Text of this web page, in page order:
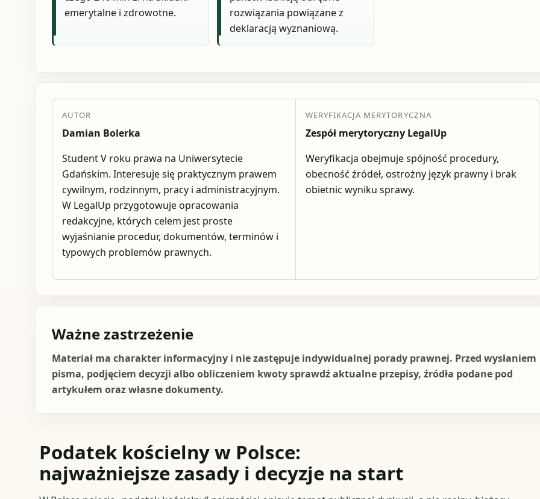
emerytalne i zdrowotne.
rozwiązania powiązane z
deklaracją wyznaniową.
AUTOR
Damian Bolerka
Student V roku prawa na Uniwersytecie
Gdańskim. Interesuje się praktycznym prawem
cywilnym, rodzinnym, pracy i administracyjnym.
W LegalUp przygotowuje opracowania
redakcyjne, których celem jest proste
wyjaśnianie procedur, dokumentów, terminów i
typowych problemów prawnych.
WERYFIKACJA MERYTORYCZNA
Zespół merytoryczny LegalUp
Weryfikacja obejmuje spójność procedury,
obecność źródeł, ostrożny język prawny i brak
obietnic wyniku sprawy.
Ważne zastrzeżenie
Materiał ma charakter informacyjny i nie zastępuje indywidualnej porady prawnej. Przed wysłaniem
pisma, podjęciem decyzji albo obliczeniem kwoty sprawdź aktualne przepisy, źródła podane pod
artykułem oraz własne dokumenty.
Podatek kościelny w Polsce:
najważniejsze zasady i decyzje na start